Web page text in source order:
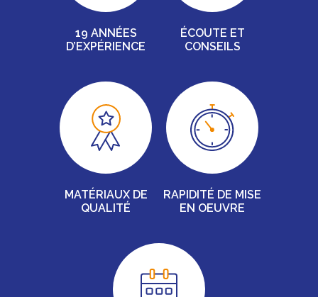
19 ANNÉES
D’EXPÉRIENCE
ÉCOUTE ET
CONSEILS
MATÉRIAUX DE
QUALITÉ
RAPIDITÉ DE MISE
EN OEUVRE